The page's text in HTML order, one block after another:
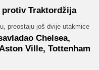
Traktordžija
preostaju još dvije utakmice
Chelsea,
Ville, Tottenham